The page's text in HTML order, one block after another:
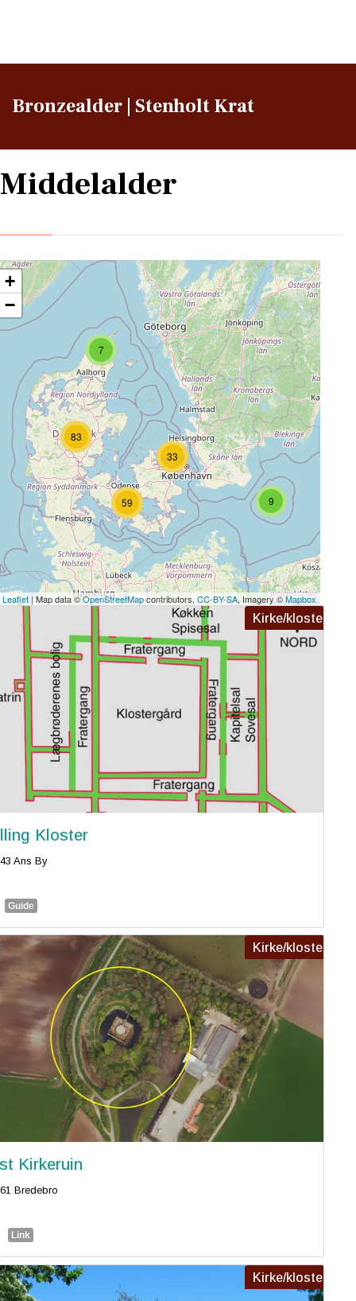
Bronzealder | Stenholt Krat
Middelalder
7
9
83
59
33
+
−
Leaflet | Map data ©OpenStreetMapcontributors, CC-BY-SA, Imagery ©Mapbox
Kirke/kloster
Kloster
Ans By
Guide
Kirke/kloster
Kirkeruin
Bredebro
Link
Kirke/kloster